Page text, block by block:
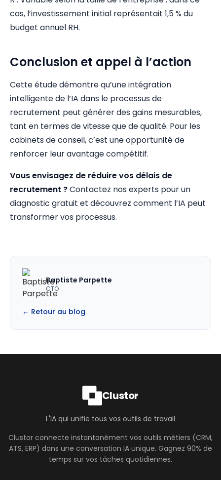
cas, l’investissement initial représentait 1,5 % du
budget annuel RH.
Conclusion et appel à l’action
Cette étude démontre qu’une intégration
intelligente de l’IA dans le processus de
recrutement peut générer des gains mesurables,
tant en termes de vitesse que de qualité. Pour les
cabinets de conseil, c’est une opportunité de
renforcer leur avantage compétitif.
Vous envisagez de réduire vos délais de
recrutement ?Contactez nos experts pour un
diagnostic gratuit et découvrez comment l’IA peut
transformer vos processus.
Baptiste Parpette
CTO
← Retour au blog
Clustor
L'IA qui unifie tous vos outils de travail
Clustor connecte instantanément vos outils métiers (CRM,
ATS, ERP) dans une conversation IA unique. Gagnez 90% de
temps sur vos tâches quotidiennes.